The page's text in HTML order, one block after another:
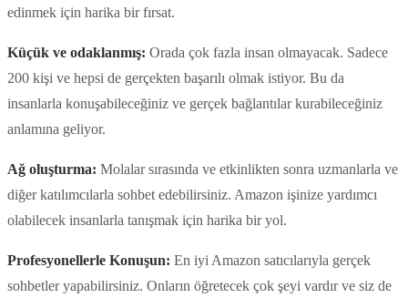
edinmek için harika bir fırsat.
Küçük ve odaklanmış: Orada çok fazla insan olmayacak. Sadece
200 kişi ve hepsi de gerçekten başarılı olmak istiyor. Bu da
insanlarla konuşabileceğiniz ve gerçek bağlantılar kurabileceğiniz
anlamına geliyor.
Ağ oluşturma: Molalar sırasında ve etkinlikten sonra uzmanlarla ve
diğer katılımcılarla sohbet edebilirsiniz. Amazon işinize yardımcı
olabilecek insanlarla tanışmak için harika bir yol.
Profesyonellerle Konuşun: En iyi Amazon satıcılarıyla gerçek
sohbetler yapabilirsiniz. Onların öğretecek çok şeyi vardır ve siz de